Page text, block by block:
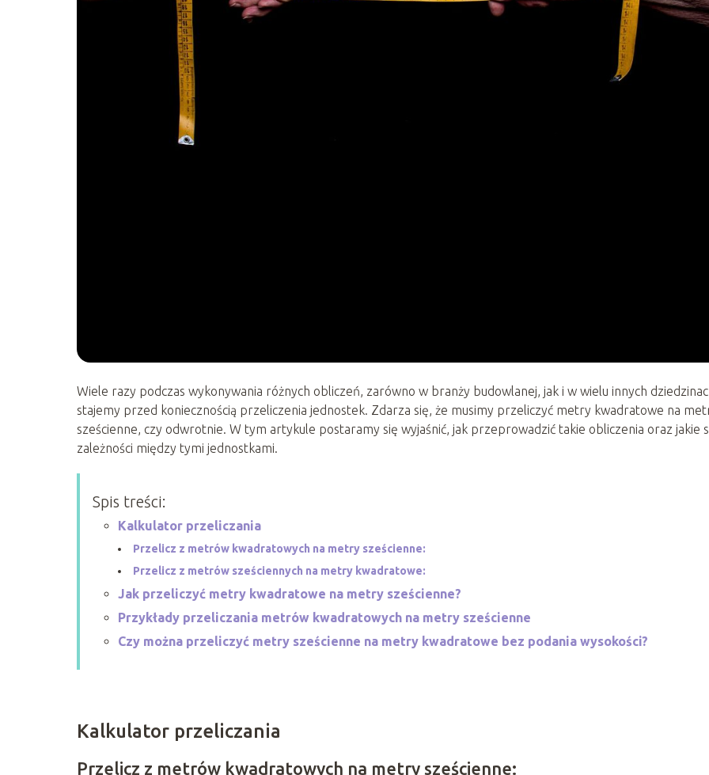
Wiele razy podczas wykonywania różnych obliczeń, zarówno w branży budowlanej, jak i w wielu innych
stajemy przed koniecznością przeliczenia jednostek. Zdarza się, że musimy przeliczyć metry kwadratowe na
sześcienne, czy odwrotnie. W tym artykule postaramy się wyjaśnić, jak przeprowadzić takie obliczenia oraz jakie
zależności między tymi jednostkami.
Spis treści:
Kalkulator przeliczania
Przelicz z metrów kwadratowych na metry sześcienne:
Przelicz z metrów sześciennych na metry kwadratowe:
Jak przeliczyć metry kwadratowe na metry sześcienne?
Przykłady przeliczania metrów kwadratowych na metry sześcienne
Czy można przeliczyć metry sześcienne na metry kwadratowe bez podania wysokości?
Kalkulator przeliczania
Przelicz z metrów kwadratowych na metry sześcienne: